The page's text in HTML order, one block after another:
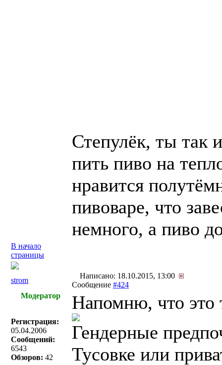
Степулёк, ты так
пить пиво на
нравится
пивоваре, что
немного, а пиво
В начало
страницы
strom
Написано: 18.10.2015, 13:00
Сообщение #424
Модератор
Регистрация:
05.04.2006
Сообщений:
6543
Обзоров: 42
Напомню, что это
Гендерные
Тусовке или